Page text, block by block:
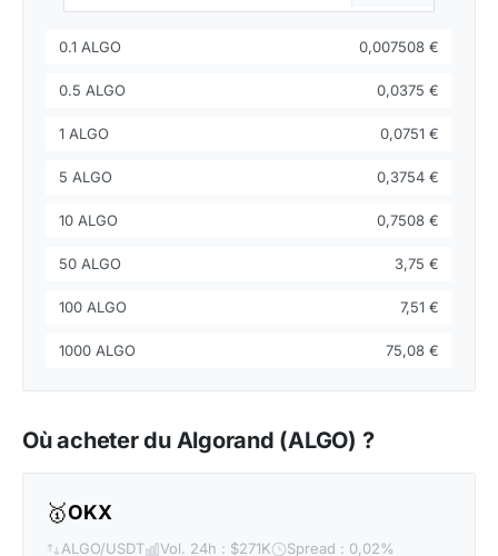
0.1 ALGO 0,007508 €
0.5 ALGO 0,0375 €
1 ALGO 0,0751 €
5 ALGO 0,3754 €
10 ALGO 0,7508 €
50 ALGO 3,75 €
100 ALGO 7,51 €
1000 ALGO 75,08 €
Où acheter du Algorand (ALGO) ?
🥇OKX
ALGO/USDT Vol. 24h : $271K
Spread : 0,02%